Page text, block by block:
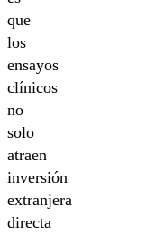
que
los
ensayos
clínicos
no
solo
atraen
inversión
extranjera
directa